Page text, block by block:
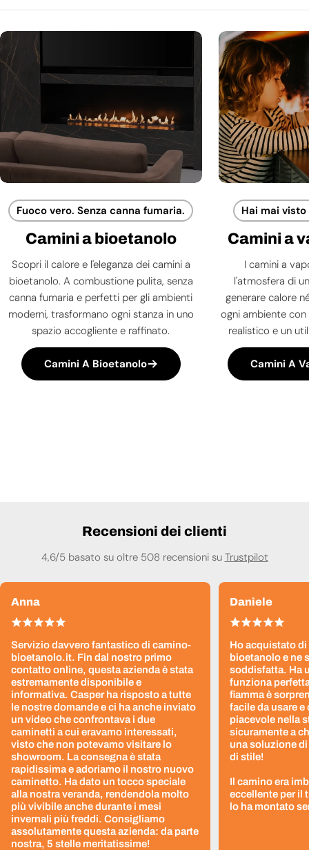
Fuoco vero. Senza canna fumaria.
Camini a bioetanolo
Scopri il calore e l'eleganza dei camini a
bioetanolo. A combustione pulita, senza
canna fumaria e perfetti per gli ambienti
moderni, trasformano ogni stanza in uno
spazio accogliente e raffinato.
Camini A Bioetanolo
Hai mai
Camini a
I camini a
l'atmosfera di
generare calore
ogni ambiente
realistico e un
Camini A
Recensioni dei clienti
4,6/5 basato su oltre 508 recensioni su Trustpilot
Anna
Servizio davvero fantastico di camino-
bioetanolo.it. Fin dal nostro primo
contatto online, questa azienda è stata
estremamente disponibile e
informativa. Casper ha risposto a tutte
le nostre domande e ci ha anche inviato
un video che confrontava i due
caminetti a cui eravamo interessati,
visto che non potevamo visitare lo
showroom. La consegna è stata
rapidissima e adoriamo il nostro nuovo
caminetto. Ha dato un tocco speciale
alla nostra veranda, rendendola molto
più vivibile anche durante i mesi
invernali più freddi. Consigliamo
assolutamente questa azienda: da parte
nostra, 5 stelle meritatissime!
Daniele
Ho acquistato di
bioetanolo e ne
soddisfatta. Ha
funziona
fiamma è
facile da usare e
piacevole nella
sicuramente a
una soluzione
di stile!
Il camino era
eccellente per il
lo ha montato